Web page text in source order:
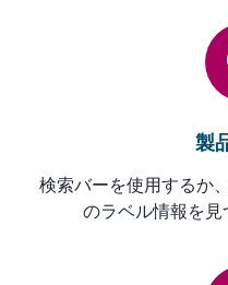
製
検索バーを使用するか
のラベル情報を見